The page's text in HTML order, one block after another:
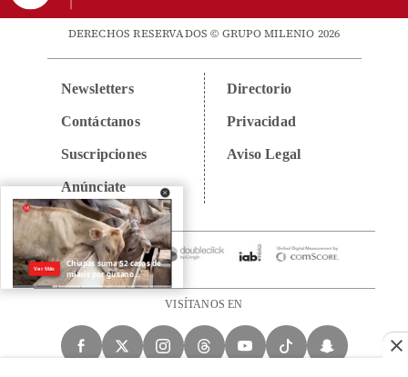
DERECHOS RESERVADOS © GRUPO MILENIO 2026
Newsletters
Contáctanos
Suscripciones
Anúnciate
Directorio
Privacidad
Aviso Legal
VISÍTANOS EN